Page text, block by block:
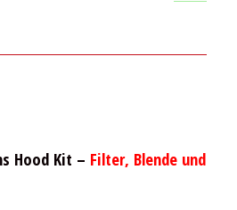
Hood Kit – Filter, Blende und